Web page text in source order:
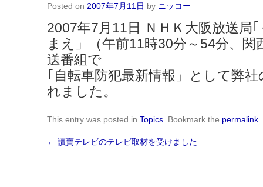
Posted on 2007年7月11日 by ニッコー
2007年7月11日 ＮＨＫ大阪放送局
まえ」（午前11時30分～54分、関
送番組で
｢自転車防犯最新情報」として弊
れました。
This entry was posted in Topics . Bookmark the permalink
← 讀賣テレビのテレビ取材を受けました